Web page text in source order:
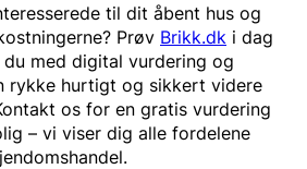
til dit åbent hus og
Prøv Brikk.dk i dag
med digital vurdering og
rykke hurtigt og sikkert videre
os for en gratis vurdering
– vi viser dig alle fordelene